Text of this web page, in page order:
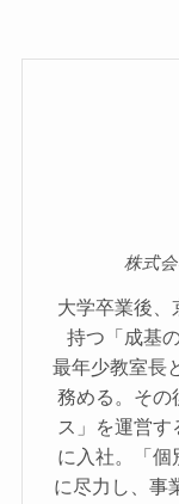
株式
大学卒業後、
持つ「成基
最年少教室長
務める。その
ス」を運営
に入社。「個
に尽力し、事